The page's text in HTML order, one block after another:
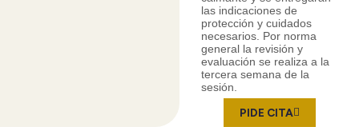
las indicaciones de
protección y cuidados
necesarios. Por norma
general la revisión y
evaluación se realiza a la
tercera semana de la
sesión.
PIDE CITA